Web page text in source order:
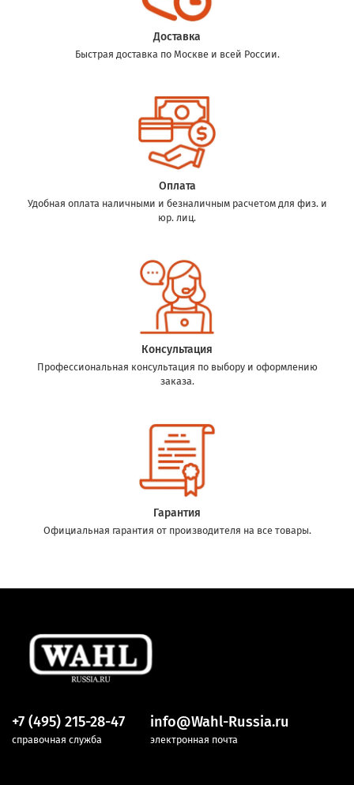
Доставка
Быстрая доставка по Москве и всей России.
Оплата
Удобная оплата наличными и безналичным расчетом для физ. и
юр. лиц.
Консультация
Профессиональная консультация по выбору и оформлению
заказа.
Гарантия
Официальная гарантия от производителя на все товары.
+7 (495) 215-28-47
справочная служба
info@Wahl-Russia.ru
электронная почта